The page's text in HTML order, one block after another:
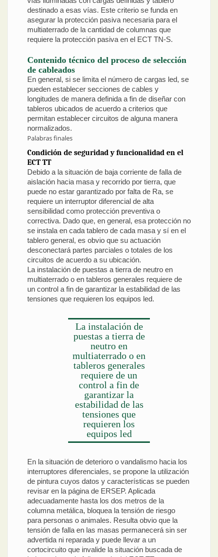
destinado a esas vías. Este criterio se funda en
asegurar la protección pasiva necesaria para el
multiaterrado de la cantidad de columnas que
requiere la protección pasiva en el ECT TN-S.
Contenido técnico del proceso de selección
de cableados
En general, si se limita el número de cargas led, se
pueden establecer secciones de cables y
longitudes de manera definida a fin de diseñar con
tableros ubicados de acuerdo a criterios que
permitan establecer circuitos de alguna manera
normalizados.
Palabras finales
Condición de seguridad y funcionalidad en el
ECT TT
Debido a la situación de baja corriente de falla de
aislación hacia masa y recorrido por tierra, que
puede no estar garantizado por falta de Ra, se
requiere un interruptor diferencial de alta
sensibilidad como protección preventiva o
correctiva. Dado que, en general, esa protección no
se instala en cada tablero de cada masa y sí en el
tablero general, es obvio que su actuación
desconectará partes parciales o totales de los
circuitos de acuerdo a su ubicación.
La instalación de puestas a tierra de neutro en
multiaterrado o en tableros generales requiere de
un control a fin de garantizar la estabilidad de las
tensiones que requieren los equipos led.
La instalación de
puestas a tierra de
neutro en
multiaterrado o en
tableros generales
requiere de un
control a fin de
garantizar la
estabilidad de las
tensiones que
requieren los
equipos led
En la situación de deterioro o vandalismo hacia los
interruptores diferenciales, se propone la utilización
de pintura cuyos datos y características se pueden
revisar en la página de ERSEP. Aplicada
adecuadamente hasta los dos metros de la
columna metálica, bloquea la tensión de riesgo
para personas o animales. Resulta obvio que la
tensión de falla en las masas permanecerá sin ser
advertida ni reparada y puede llevar a un
cortocircuito que invalide la situación buscada de